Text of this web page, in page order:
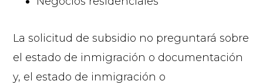
La solicitud de subsidio no preguntará sobre
el estado de inmigración o documentación
y, el estado de inmigración o